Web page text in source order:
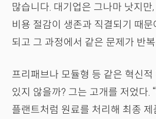
많습니다. 대기업은 그나마 낫지
비용 절감이 생존과 직결되기 때문
되고 그 과정에서 같은 문제가 반
프리패브나 모듈형 등 같은 혁신
있지 않을까? 그는 고개를 저었다.
플랜트처럼 원료를 처리해 최종